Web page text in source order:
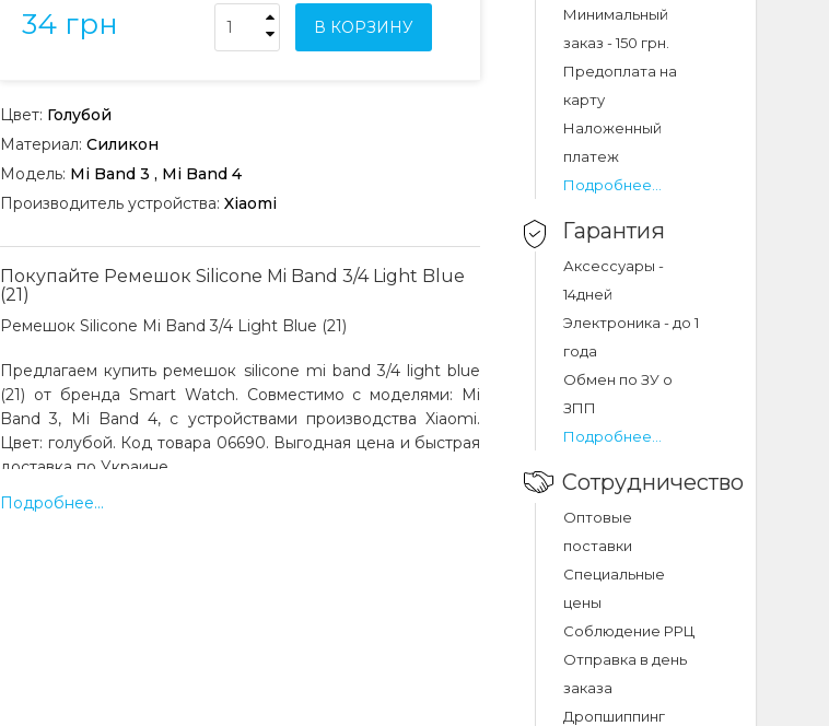
34 грн В КОРЗИНУ
Цвет: Голубой
Материал: Силикон
Модель: Mi Band 3 , Mi Band 4
Производитель устройства: Xiaomi
Покупайте Ремешок Silicone Mi Band 3/4 Light Blue
(21)
Ремешок Silicone Mi Band 3/4 Light Blue (21)
Предлагаем купить ремешок silicone mi band 3/4 light blue
(21) от бренда Smart Watch. Совместимо с моделями: Mi
Band 3, Mi Band 4, с устройствами производства Xiaomi.
Цвет: голубой. Код товара 06690. Выгодная цена и быстрая
доставка по Украине.
Подробнее...
Минимальный
заказ - 150 грн.
Предоплата на
карту
Наложенный
платеж
Подробнее...
Гарантия
Аксессуары -
14дней
Электроника - до 1
года
Обмен по ЗУ о
ЗПП
Подробнее...
Сотрудничество
Оптовые
поставки
Специальные
цены
Соблюдение РРЦ
Отправка в день
заказа
Дропшиппинг